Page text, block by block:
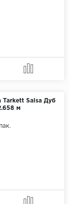
WoodStyle
Tarkett Salsa Дуб
м